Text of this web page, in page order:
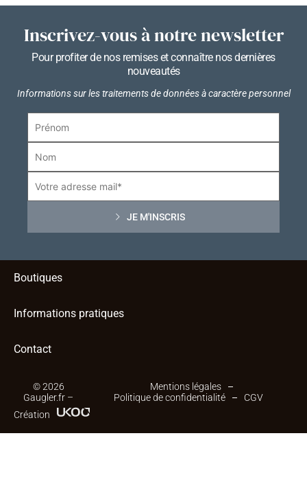
Inscrivez-vous à notre newsletter
Pour profiter de nos remises et connaître nos dernières
nouveautés
Informations sur les traitements de données à caractère personnel
Boutiques
Informations pratiques
Contact
© 2026
Gaugler.fr –
Mentions légales
Politique de confidentialité
CGV
Création